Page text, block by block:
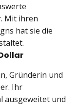
Mit ihren
hat sie die
Gründerin und
Ihr
ausgeweitet und